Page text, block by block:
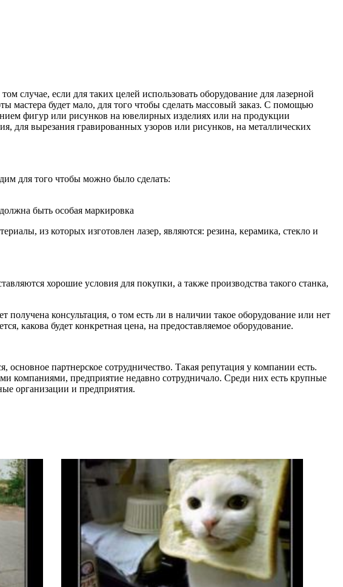
случае, если для таких целей использовать оборудование для лазерной
мастера будет мало, для того чтобы сделать массовый заказ. С помощью
фигур или рисунков на ювелирных изделиях или на продукции
для вырезания гравированных узоров или рисунков, на металлических
для того чтобы можно было сделать:
быть особая маркировка
из которых изготовлен лазер, являются: резина, керамика, стекло и
хорошие условия для покупки, а также производства такого станка,
консультация, о том есть ли в наличии такое оборудование или нет
какова будет конкретная цена, на предоставляемое оборудование.
партнерское сотрудничество. Такая репутация у компании есть.
компаниями, предприятие недавно сотрудничало. Среди них есть крупные
организации и предприятия.